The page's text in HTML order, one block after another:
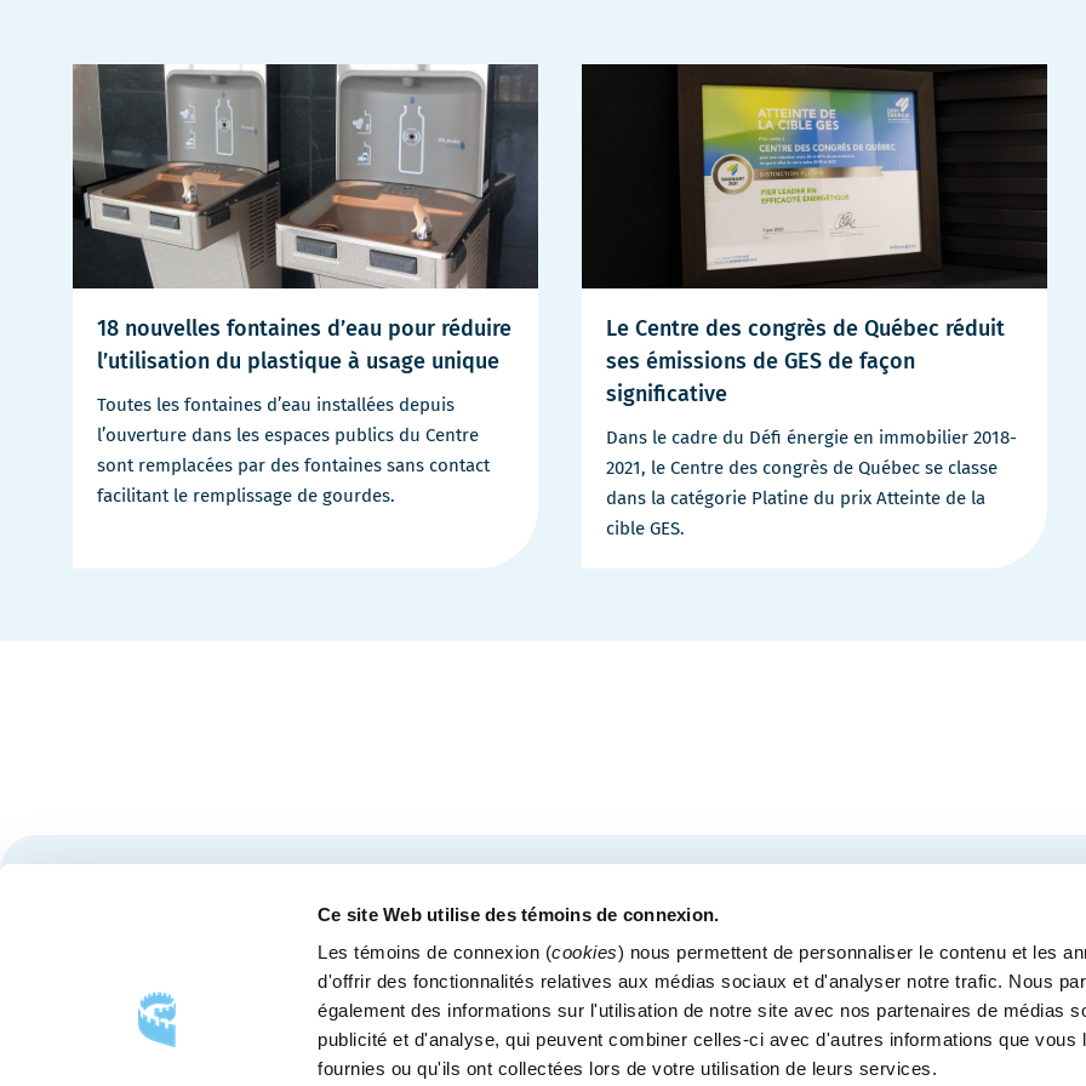
Ce site Web utilise des témoins de connexion.
Les témoins de connexion (cookies) nous permettent de personnaliser le contenu et les
d'offrir des fonctionnalités relatives aux médias sociaux et d'analyser notre trafic. Nous
également des informations sur l'utilisation de notre site avec nos partenaires de médias
publicité et d'analyse, qui peuvent combiner celles-ci avec d'autres informations que vous
fournies ou qu'ils ont collectées lors de votre utilisation de leurs services.
18 nouvelles fontaines d’eau pour réduire
l’utilisation du plastique à usage unique
Toutes les fontaines d’eau installées depuis
l’ouverture dans les espaces publics du Centre
sont remplacées par des fontaines sans contact
facilitant le remplissage de gourdes.
Le Centre des congrès de Québec réduit
ses émissions de GES de façon
significative
Dans le cadre du Défi énergie en immobilier 2018-
2021, le Centre des congrès de Québec se classe
dans la catégorie Platine du prix Atteinte de la
cible GES.
MÉDIASBLOGUE POLITIQUE DE